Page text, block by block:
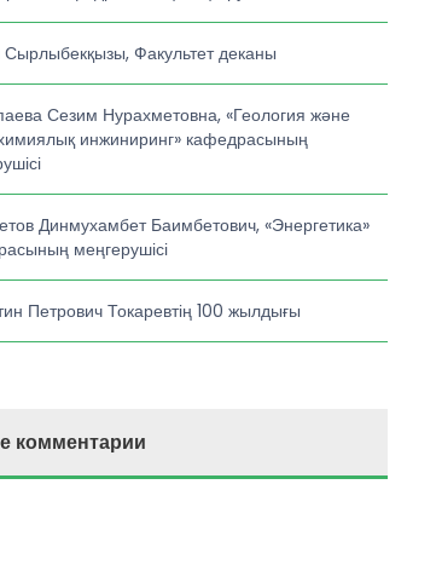
Факультет деканы
Сезим Нурахметовна, «Геология және
инжиниринг» кафедрасының
Динмухамбет Баимбетович, «Энергетика»
меңгерушісі
Петрович Токаревтің 100 жылдығы
комментарии